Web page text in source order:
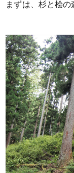
まずは、杉と桧の